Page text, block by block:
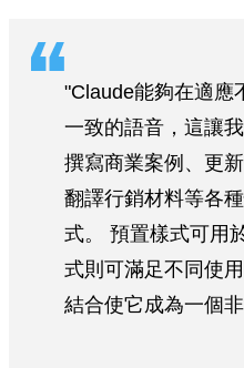
"Claude能夠在適應
一致的語音，這讓
撰寫商業案例、更
翻譯行銷材料等各
式。 預置樣式可用
式則可滿足不同使
結合使它成為一個